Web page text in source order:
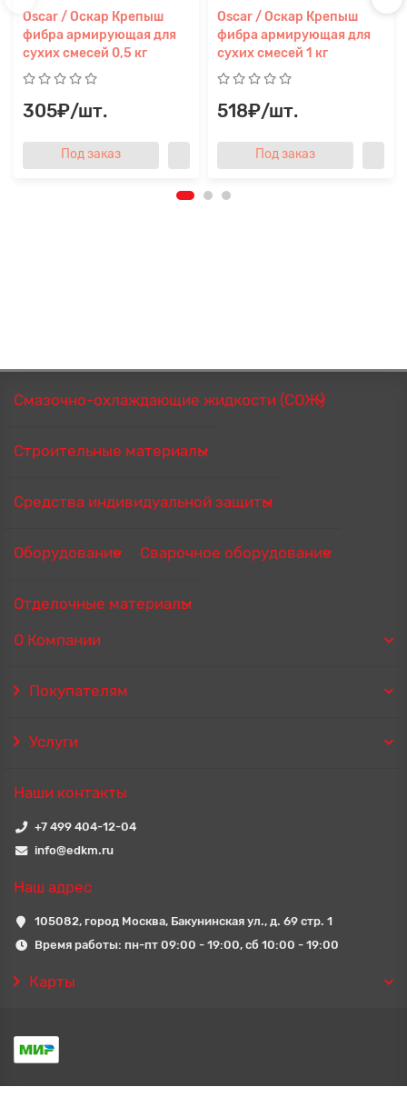
Oscar / Оскар Крепыш
фибра армирующая для
сухих смесей 0,5 кг
305₽/шт.
Под заказ
Oscar / Оскар Крепыш
фибра армирующая для
сухих смесей 1 кг
518₽/шт.
Под заказ
Смазочно-охлаждающие жидкости (СОЖ)
Строительные материалы
Средства индивидуальной защиты
Оборудование Сварочное оборудование
Отделочные материалы
О Компании
Покупателям
Услуги
Наши контакты
+7 499 404-12-04
info@edkm.ru
Наш адрес
105082, город Москва, Бакунинская ул., д. 69 стр. 1
Время работы: пн-пт 09:00 - 19:00, сб 10:00 - 19:00
Карты